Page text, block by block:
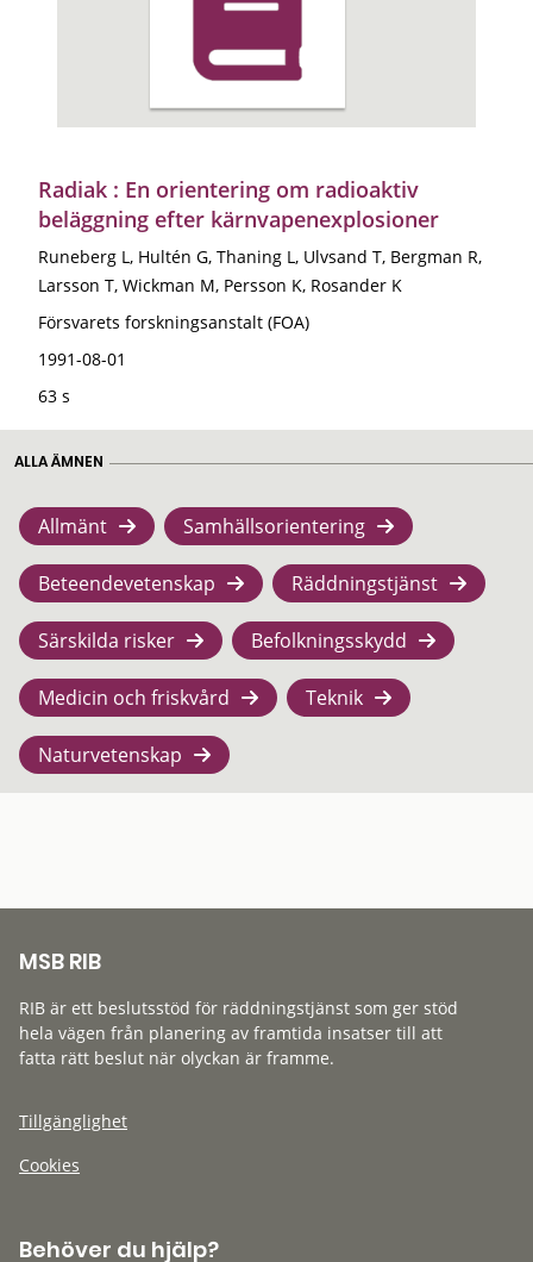
Radiak : En orientering om radioaktiv
beläggning efter kärnvapenexplosioner
Runeberg L, Hultén G, Thaning L, Ulvsand T, Bergman R,
Larsson T, Wickman M, Persson K, Rosander K
Försvarets forskningsanstalt (FOA)
1991-08-01
63 s
ALLA ÄMNEN
Allmänt Samhällsorientering
Beteendevetenskap Räddningstjänst
Särskilda risker Befolkningsskydd
Medicin och friskvård Teknik
Naturvetenskap
MSB RIB
RIB är ett beslutsstöd för räddningstjänst som ger stöd
hela vägen från planering av framtida insatser till att
fatta rätt beslut när olyckan är framme.
Tillgänglighet
Cookies
Behöver du hjälp?